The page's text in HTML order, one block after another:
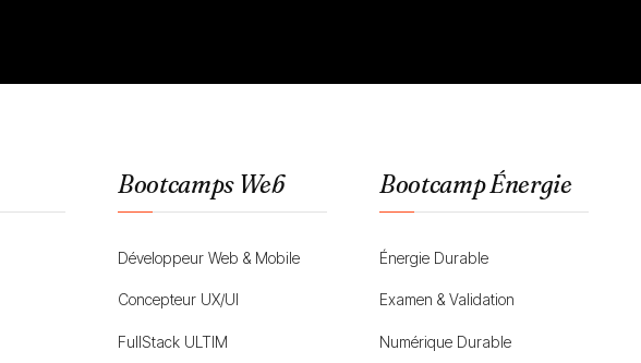
Bootcamps Web
Développeur Web & Mobile
Concepteur UX/UI
FullStack ULTIM
Bootcamp Énergie
Énergie Durable
Examen & Validation
Numérique Durable